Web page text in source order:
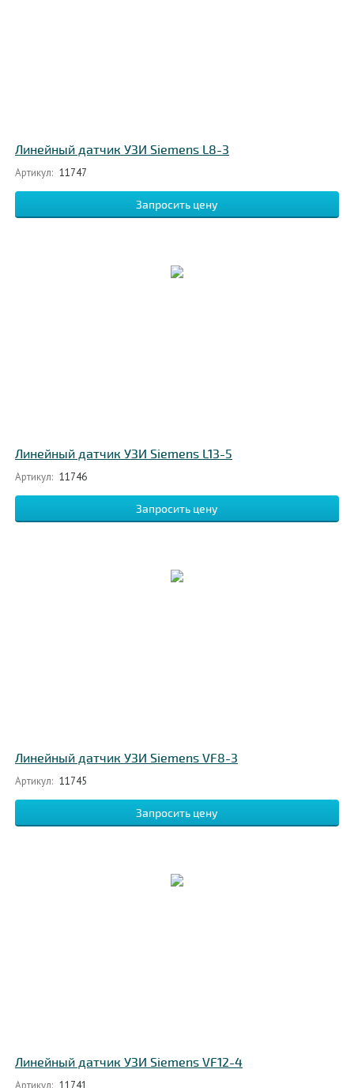
Линейный датчик УЗИ Siemens L8-3
Артикул: 11747
Запросить цену
Линейный датчик УЗИ Siemens L13-5
Артикул: 11746
Запросить цену
Линейный датчик УЗИ Siemens VF8-3
Артикул: 11745
Запросить цену
Линейный датчик УЗИ Siemens VF12-4
Артикул: 11741